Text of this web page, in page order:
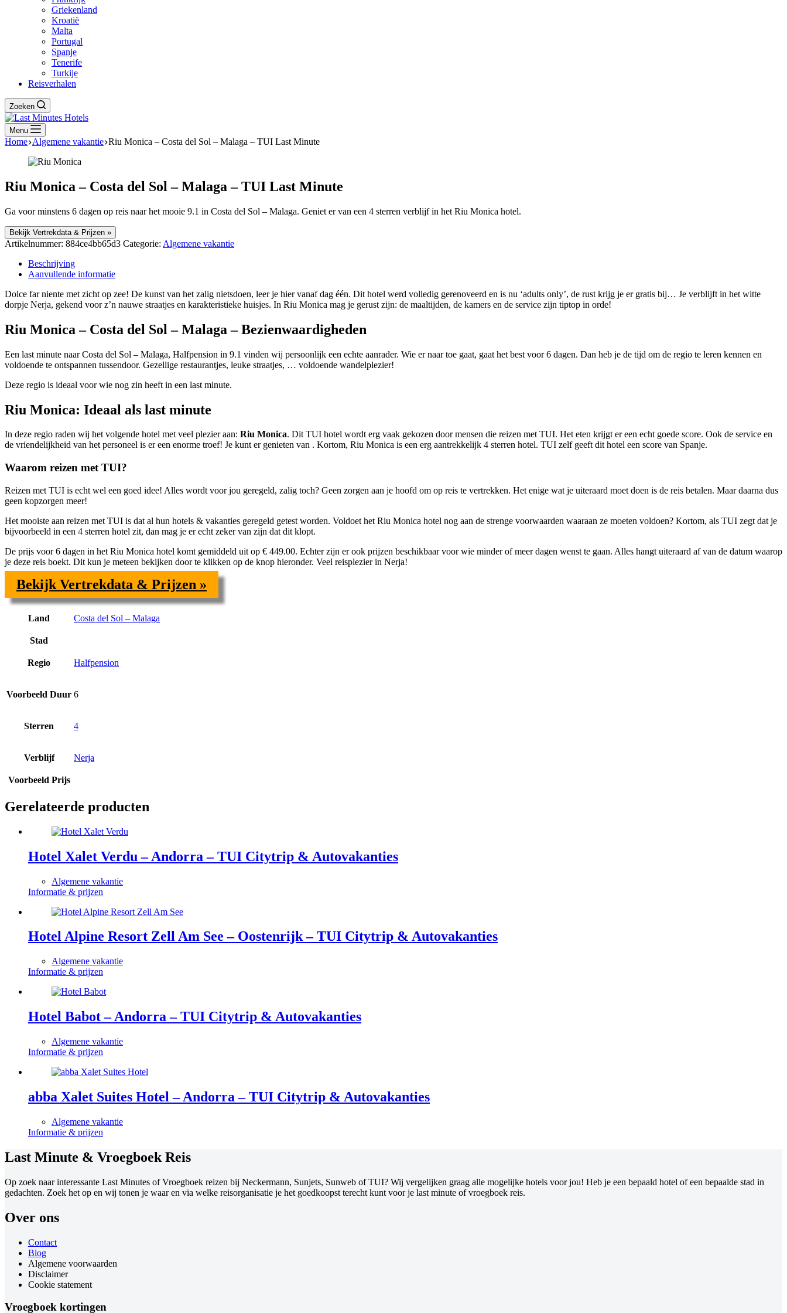
Griekenland
Kroatië
Malta
Portugal
Spanje
Tenerife
Turkije
Reisverhalen
Zoeken
Menu
Home Algemene vakantie Riu Monica – Costa del Sol – Malaga – TUI Last Minute
Riu Monica – Costa del Sol – Malaga – TUI Last Minute
Ga voor minstens 6 dagen op reis naar het mooie 9.1 in Costa del Sol – Malaga. Geniet er van een 4 sterren verblijf in het Riu Monica hotel.
Bekijk Vertrekdata & Prijzen »
Artikelnummer: 884ce4bb65d3 Categorie: Algemene vakantie
Beschrijving
Aanvullende informatie
Dolce far niente met zicht op zee! De kunst van het zalig nietsdoen, leer je hier vanaf dag één. Dit hotel werd volledig gerenoveerd en is nu ‘adults only’, de rust krijg je er gratis bij… Je verblijft in het witte
dorpje Nerja, gekend voor z’n nauwe straatjes en karakteristieke huisjes. In Riu Monica mag je gerust zijn: de maaltijden, de kamers en de service zijn tiptop in orde!
Riu Monica – Costa del Sol – Malaga – Bezienwaardigheden
Een last minute naar Costa del Sol – Malaga, Halfpension in 9.1 vinden wij persoonlijk een echte aanrader. Wie er naar toe gaat, gaat het best voor 6 dagen. Dan heb je de tijd om de regio te leren kennen en
voldoende te ontspannen tussendoor. Gezellige restaurantjes, leuke straatjes, … voldoende wandelplezier!
Deze regio is ideaal voor wie nog zin heeft in een last minute.
Riu Monica: Ideaal als last minute
In deze regio raden wij het volgende hotel met veel plezier aan: Riu Monica. Dit TUI hotel wordt erg vaak gekozen door mensen die reizen met TUI. Het eten krijgt er een echt goede score. Ook de service en
de vriendelijkheid van het personeel is er een enorme troef! Je kunt er genieten van . Kortom, Riu Monica is een erg aantrekkelijk 4 sterren hotel. TUI zelf geeft dit hotel een score van Spanje.
Waarom reizen met TUI?
Reizen met TUI is echt wel een goed idee! Alles wordt voor jou geregeld, zalig toch? Geen zorgen aan je hoofd om op reis te vertrekken. Het enige wat je uiteraard moet doen is de reis betalen. Maar daarna dus
geen kopzorgen meer!
Het mooiste aan reizen met TUI is dat al hun hotels & vakanties geregeld getest worden. Voldoet het Riu Monica hotel nog aan de strenge voorwaarden waaraan ze moeten voldoen? Kortom, als TUI zegt dat je
bijvoorbeeld in een 4 sterren hotel zit, dan mag je er echt zeker van zijn dat dit klopt.
De prijs voor6 dagen in het Riu Monica hotel komt gemiddeld uit op € 449.00. Echter zijn er ook prijzen beschikbaar voor wie minder of meer dagen wenst te gaan. Alles hangt uiteraard af van de datum waarop
je deze reis boekt. Dit kun je meteen bekijken door te klikken op de knop hieronder. Veel reisplezier in Nerja!
Bekijk Vertrekdata & Prijzen »
Land Costa del Sol – Malaga
Stad
Regio Halfpension
Voorbeeld Duur 6
Sterren 4
Verblijf Nerja
Voorbeeld Prijs
Gerelateerde producten
Hotel Xalet Verdu – Andorra – TUI Citytrip & Autovakanties
Algemene vakantie
Informatie & prijzen
Hotel Alpine Resort Zell Am See – Oostenrijk – TUI Citytrip & Autovakanties
Algemene vakantie
Informatie & prijzen
Hotel Babot – Andorra – TUI Citytrip & Autovakanties
Algemene vakantie
Informatie & prijzen
abba Xalet Suites Hotel – Andorra – TUI Citytrip & Autovakanties
Algemene vakantie
Informatie & prijzen
Last Minute & Vroegboek Reis
Op zoek naar interessante Last Minutes of Vroegboek reizen bij Neckermann, Sunjets, Sunweb of TUI? Wij vergelijken graag alle mogelijke hotels voor jou! Heb je een bepaald hotel of een bepaalde stad in
gedachten. Zoek het op en wij tonen je waar en via welke reisorganisatie je het goedkoopst terecht kunt voor je last minute of vroegboek reis.
Over ons
Contact
Blog
Algemene voorwaarden
Disclaimer
Cookie statement
Vroegboek kortingen